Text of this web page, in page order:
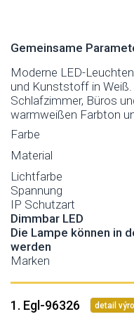
Gemeinsame
Moderne LED-
und Kunststoff in
Schlafzimmer, Büros
warmweißen Farbton
Farbe
Material
Lichtfarbe
Spannung
IP Schutzart
Dimmbar LED
Die Lampe können in
werden
Marken
1. Egl-96326 detail